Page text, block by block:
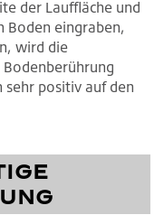
der Lauffläche und
Boden eingraben,
wird die
sehr positiv auf den